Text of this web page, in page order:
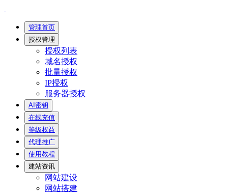
管理首页
授权管理
授权列表
域名授权
批量授权
IP授权
服务器授权
AI密钥
在线充值
等级权益
代理推广
使用教程
建站资讯
网站建设
网站搭建